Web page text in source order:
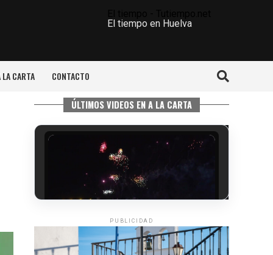
El tiempo en Huelva
LA CARTA CONTACTO
ÚLTIMOS VIDEOS EN A LA CARTA
6º DÍA DE LAS FIESTAS COLOMBINAS
PUBLICIDAD